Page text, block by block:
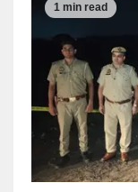
1 min read